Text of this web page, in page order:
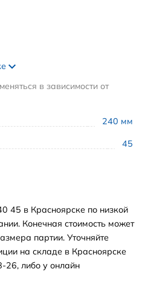
240 мм
45
в зависимости от
45 в Красноярске по низкой
Конечная стоимость может
партии. Уточняйте
на складе в Красноярске
26, либо у онлайн